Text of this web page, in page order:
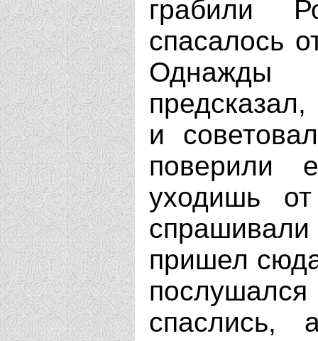
грабили
спасалось
Однажды
и
уходишь
пришел
послушался
спаслись,